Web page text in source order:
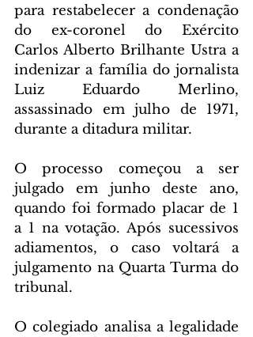
para restabelecer a condenação
do ex-coronel do Exército
Carlos Alberto Brilhante Ustra a
indenizar a família do jornalista
Luiz Eduardo Merlino,
assassinado em julho de 1971,
durante a ditadura militar.
O processo começou a ser
julgado em junho deste ano,
quando foi formado placar de 1
a 1 na votação. Após sucessivos
adiamentos, o caso voltará a
julgamento na Quarta Turma do
tribunal.
O colegiado analisa a legalidade